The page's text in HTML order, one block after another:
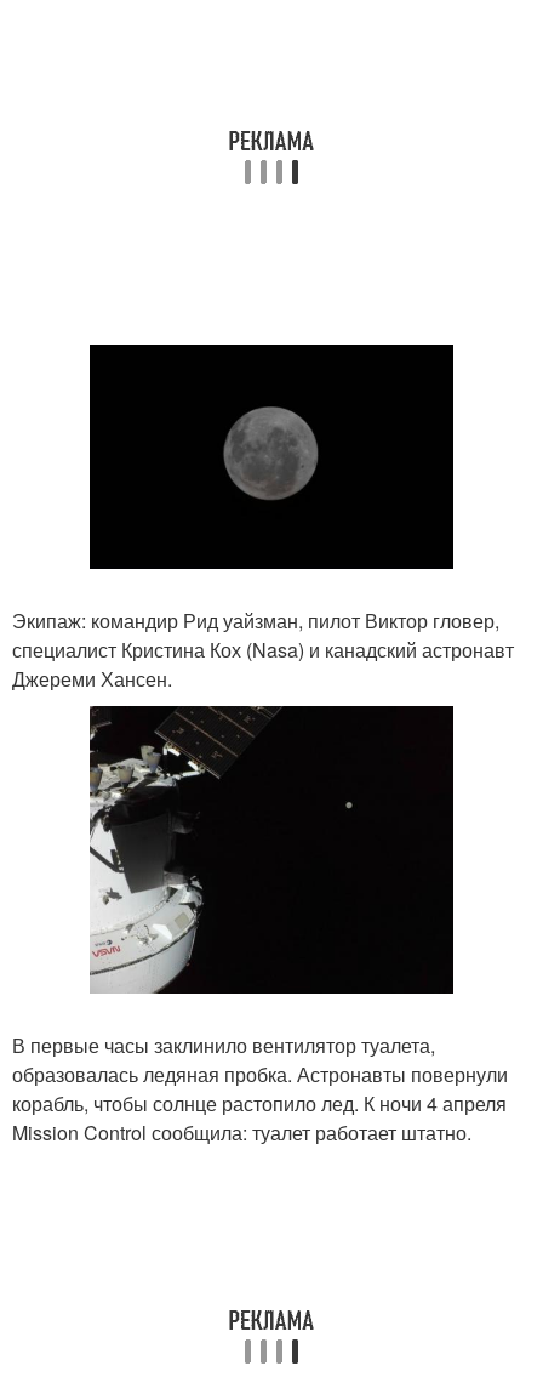
Экипаж: командир Рид уайзман, пилот Виктор гловер,
специалист Кристина Кох (Nasa) и канадский астронавт
Джереми Хансен.
В первые часы заклинило вентилятор туалета,
образовалась ледяная пробка. Астронавты повернули
корабль, чтобы солнце растопило лед. К ночи 4 апреля
Mission Control сообщила: туалет работает штатно.